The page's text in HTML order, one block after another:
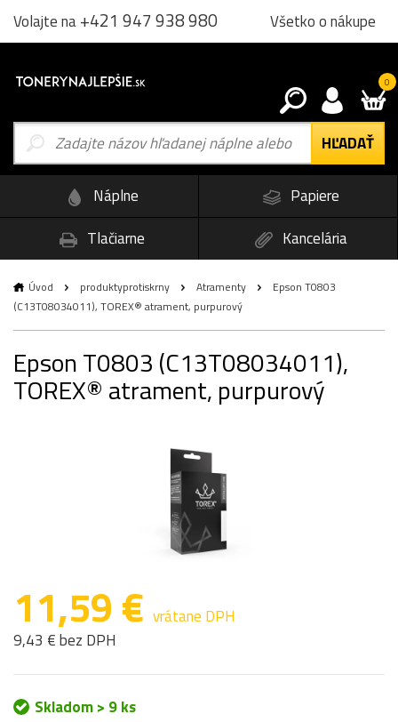
Volajte na+421 947 938 980 Všetko o nákupe
0
Náplne
Papiere
Tlačiarne
Kancelária
Úvod produktyprotiskrny Atramenty
Epson T0803
(C13T08034011), TOREX® atrament, purpurový
Epson T0803 (C13T08034011),
TOREX® atrament, purpurový
11,59 € vrátane DPH
9,43 € bez DPH
Skladom > 9 ks